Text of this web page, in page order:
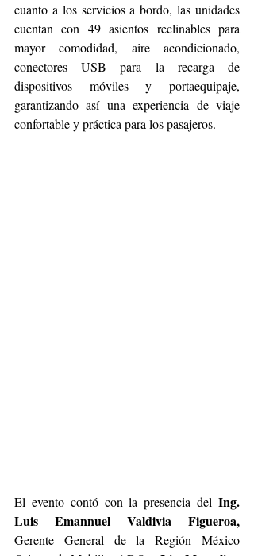
cuanto a los servicios a bordo, las unidades
cuentan con 49 asientos reclinables para
mayor comodidad, aire acondicionado,
conectores USB para la recarga de
dispositivos móviles y portaequipaje,
garantizando así una experiencia de viaje
confortable y práctica para los pasajeros.
El evento contó con la presencia del Ing.
Gerente General de la Región México